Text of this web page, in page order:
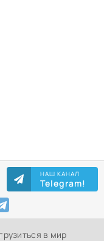
НАШ КАНАЛ
Telegram!
в мир